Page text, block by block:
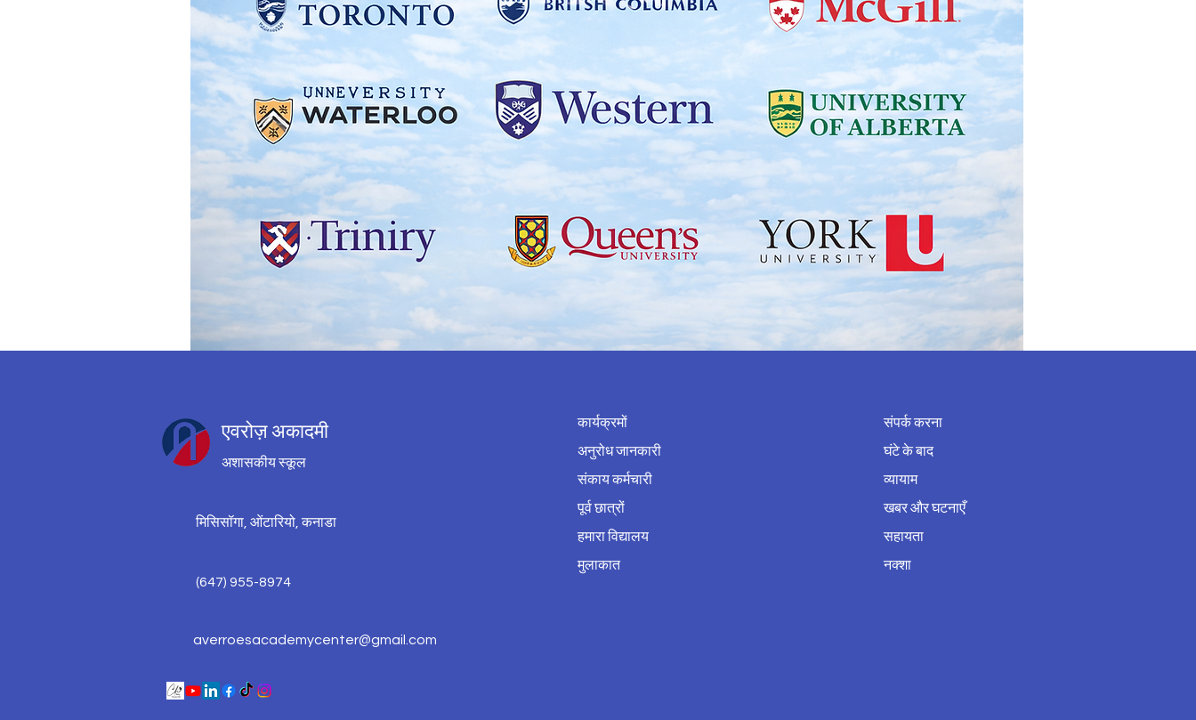
एवरोज़ अकादमी
अशासकीय स्कूल
मिसिसॉगा, ओंटारियो, कनाडा
(647) 955-8974
averroesacademycenter@gmail.com
कार्यक्रमों
अनुरोध जानकारी
संकाय कर्मचारी
पूर्व छात्रों
हमारा विद्यालय
मुलाकात
संपर्क करना
घंटे के बाद
व्यायाम
खबर और घटनाएँ
सहायता
नक्शा